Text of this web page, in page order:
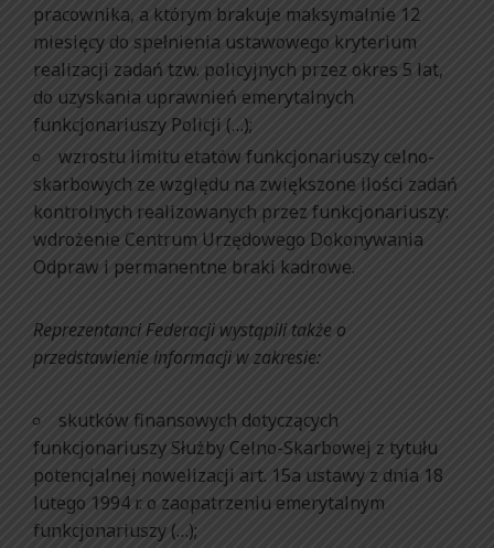
pracownika, a którym brakuje maksymalnie 12
miesięcy do spełnienia ustawowego kryterium
realizacji zadań tzw. policyjnych przez okres 5 lat,
do uzyskania uprawnień emerytalnych
funkcjonariuszy Policji (…);
wzrostu limitu etatów funkcjonariuszy celno-
skarbowych ze względu na zwiększone ilości zadań
kontrolnych realizowanych przez funkcjonariuszy:
wdrożenie Centrum Urzędowego Dokonywania
Odpraw i permanentne braki kadrowe.
Reprezentanci Federacji wystąpili także o
przedstawienie informacji w zakresie:
skutków finansowych dotyczących
funkcjonariuszy Służby Celno-Skarbowej z tytułu
potencjalnej nowelizacji art. 15a ustawy z dnia 18
lutego 1994 r. o zaopatrzeniu emerytalnym
funkcjonariuszy (…);